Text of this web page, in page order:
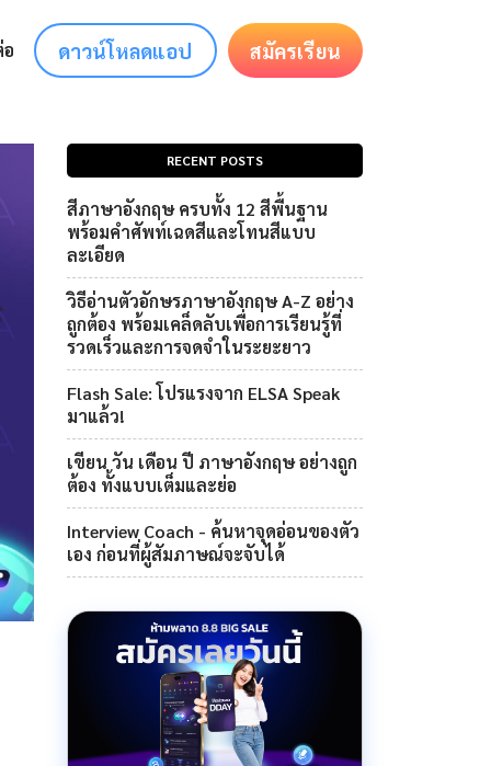
ดาวน์โหลดแอป สมัครเรียน
RECENT POSTS
สีภาษาอังกฤษ ครบทั้ง 12 สีพื้นฐาน
พร้อมคำศัพท์เฉดสีและโทนสีแบบ
ละเอียด
วิธีอ่านตัวอักษรภาษาอังกฤษ A-Z อย่าง
ถูกต้อง พร้อมเคล็ดลับเพื่อการเรียนรู้ที่
รวดเร็วและการจดจำในระยะยาว
Flash Sale: โปรแรงจาก ELSA Speak
มาแล้ว!
เขียน วัน เดือน ปี ภาษาอังกฤษ อย่างถูก
ต้อง ทั้งแบบเต็มและย่อ
Interview Coach - ค้นหาจุดอ่อนของตัว
เอง ก่อนที่ผู้สัมภาษณ์จะจับได้